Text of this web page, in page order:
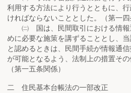
利用する方法により行うとともに、
ければならないこととした。（第一四
㈡ 国は、民間取引における情報
めに必要な施策を講ずることとし、
と認めるときは、民間手続が情報通
が可能となるよう、法制上の措置そ
（第一五条関係）
二 住民基本台帳法の一部改正